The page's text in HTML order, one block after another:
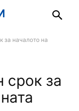
за началото на
срок за